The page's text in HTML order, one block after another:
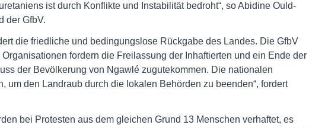
ist durch Konflikte und Instabilität bedroht“, so Abidine Ould-
der GfbV.
die friedliche und bedingungslose Rückgabe des Landes. Die GfbV
fordern die Freilassung der Inhaftierten und ein Ende der
der Bevölkerung von Ngawlé zugutekommen. Die nationalen
um den Landraub durch die lokalen Behörden zu beenden“, fordert
bei Protesten aus dem gleichen Grund 13 Menschen verhaftet, es